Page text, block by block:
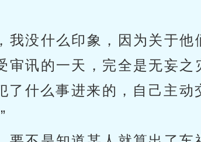
我没什么印象，因为关于他
讯的一天，完全是无妄之
了什么事进来的，自己主动